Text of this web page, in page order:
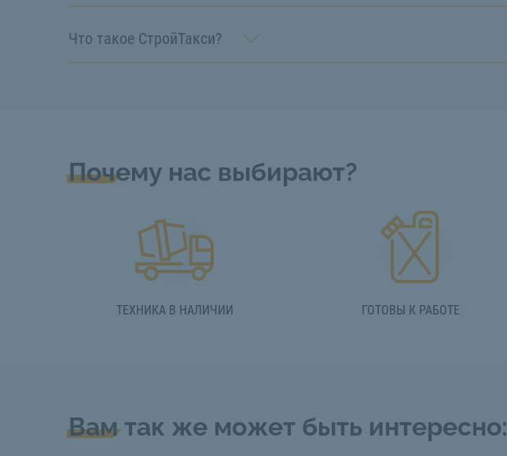
Что такое СтройТакси?
Почему нас выбирают?
ТЕХНИКА В НАЛИЧИИ ГОТОВЫ К РАБОТЕ
Вам так же может быть интересно: